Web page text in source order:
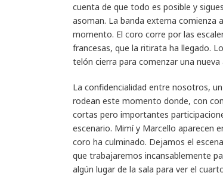
cuenta de que todo es posible y
asoman. La banda externa comienza
momento. El coro corre por las
francesas, que la ritirata ha llegado.
telón cierra para comenzar una
La confidencialidad entre nosotros,
rodean este momento donde, con
cortas pero importantes
escenario. Mimí y Marcello aparecen
coro ha culminado. Dejamos el
que trabajaremos incansablemente
algún lugar de la sala para ver el